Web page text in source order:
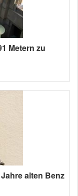
Metern zu
alten Benz